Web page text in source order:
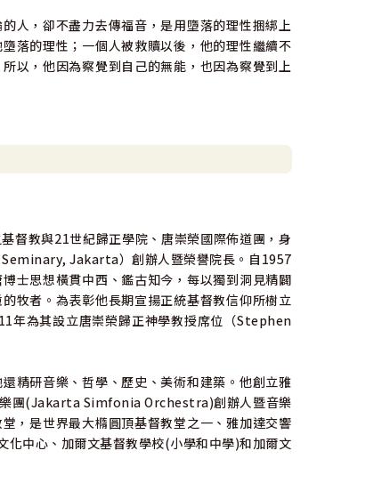
人，卻不盡力去傳福音，是用墮落的理性捆綁上
落的理性；一個人被救贖以後，他的理性繼續不
以，他因為察覺到自己的無能，也因為察覺到上
督教與21世紀歸正學院、唐崇榮國際佈道團，身
Jakarta）創辦人暨榮譽院長。自1957
士思想橫貫中西、鑑古知今，每以獨到洞見精闢
牧者。為表彰他長期宣揚正統基督教信仰所樹立
年為其設立唐崇榮歸正神學教授席位（Stephen
精研音樂、哲學、歷史、美術和建築。他創立雅
團(Jakarta Simfonia Orchestra)創辦人暨音樂
，是世界最大橢圓頂基督教堂之一、雅加達交響
中心、加爾文基督教學校(小學和中學)和加爾文